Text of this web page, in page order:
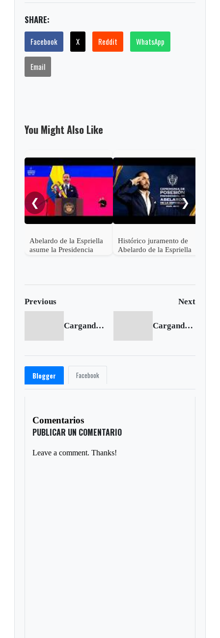
SHARE:
Facebook X Reddit WhatsApp
Email
You Might Also Like
❮
Abelardo de la Espriella
asume la Presidencia
Histórico juramento de
Abelardo de la Espriella
❯
Previous Next
Cargando anterior... Cargando siguiente...
Blogger Facebook
Comentarios
PUBLICAR UN COMENTARIO
Leave a comment. Thanks!